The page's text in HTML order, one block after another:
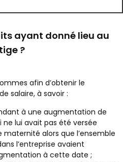
ayant donné lieu au
?
afin d’obtenir le
salaire, à savoir :
à une augmentation de
ne lui avait pas été versée
alors que l’ensemble
l’entreprise avaient
à cette date ;